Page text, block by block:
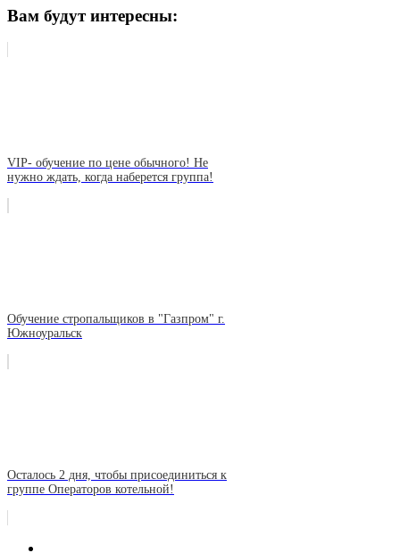
Вам будут интересны:
VIP- обучение по цене обычного! Не
нужно ждать, когда наберется группа!
Обучение стропальщиков в "Газпром" г.
Южноуральск
Осталось 2 дня, чтобы присоединиться к
группе Операторов котельной!